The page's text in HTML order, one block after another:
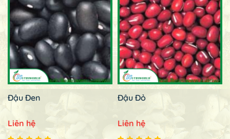
Đậu Đen
Liên hệ
Đậu Đỏ
Liên hệ